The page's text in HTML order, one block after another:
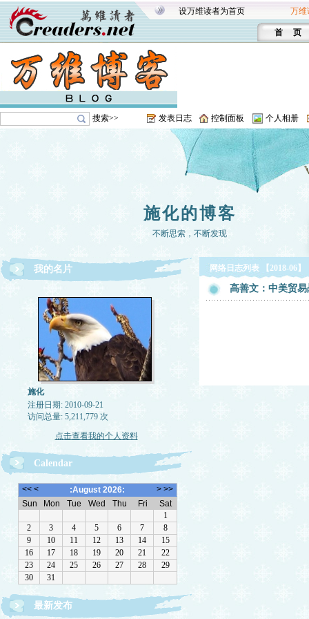
设万维读者为首页 万维
首 页
搜索>> 发表日志 控制面板 个人相册
施化的博客
不断思索，不断发现
我的名片
施化
注册日期: 2010-09-21
访问总量: 5,211,779 次
点击查看我的个人资料
Calendar
最新发布
网络日志列表 【2018-06】
高善文：中美贸